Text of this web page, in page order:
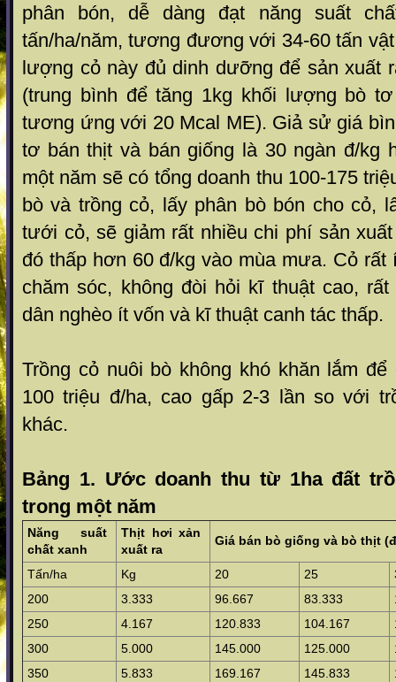
phân bón, dễ dàng đạt năng suất
tấn/ha/năm, t­ương đư­ơng với 34-60 tấn
l­ượng cỏ này đủ dinh dưỡng để sản xuất
(trung bình để tăng 1kg khối l­ượng bò
tương ứng với 20 Mcal ME). Giả sử giá
tơ bán thịt và bán giống là 30 ngàn đ/kg
một năm sẽ có tổng doanh thu 100-175
bò và trồng cỏ, lấy phân bò bón cho cỏ,
tư­ới cỏ, sẽ giảm rất nhiều chi phí sản
đó thấp hơn 60 đ/kg vào mùa mư­a. Cỏ rất
chăm sóc, không đòi hỏi kĩ thuật cao,
dân nghèo ít vốn và kĩ thuật canh tác thấp.
Trồng cỏ nuôi bò không khó khăn lắm
100 triệu đ/ha, cao gấp 2-3 lần so với
khác.
Bảng 1. Ước doanh thu từ 1ha đất
trong một năm
Năng suất
chất xanh
Thịt hơi xản
xuất ra
Giá bán bò giống và bò thịt
Tấn/ha Kg 20 25
200
3.333 96.667 83.333
250
4.167 120.833 104.167
300
5.000 145.000 125.000
350
5.833 169.167 145.833